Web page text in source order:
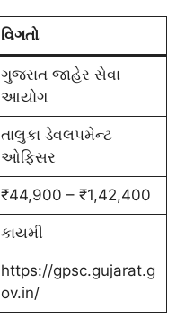
વિગતો
ગુજરાત જાહેર સેવા
આયોગ
તાલુકા ડેવલપમેન્ટ
ઓફિસર
₹44,900 – ₹1,42,400
કાયમી
https://gpsc.gujarat.g
ov.in/